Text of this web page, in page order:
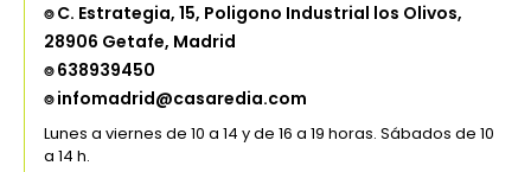
⌾ C. Estrategia, 15, Poligono Industrial los Olivos,
28906 Getafe, Madrid
⌾ 638939450
⌾ infomadrid@casaredia.com
Lunes a viernes de 10 a 14 y de 16 a 19 horas. Sábados de 10
a 14 h.